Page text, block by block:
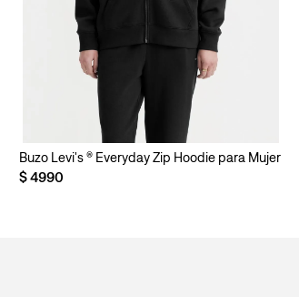
Buzo Levi's ® Everyday Zip Hoodie para Mujer
$4990